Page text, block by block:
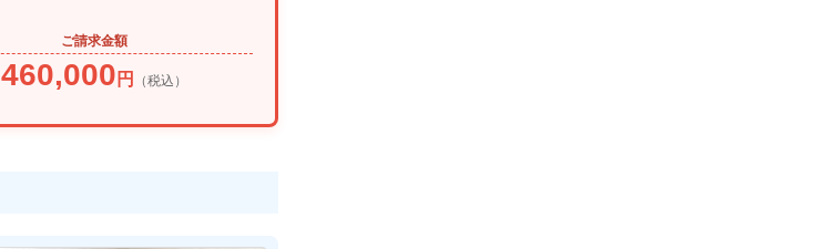
個人のお客様向けサービス
ご請求金額
460,000 円 （税込）